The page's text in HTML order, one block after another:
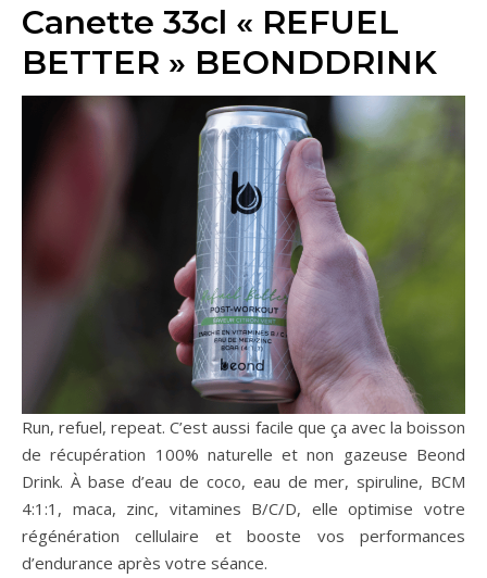
Canette 33cl « REFUEL
BETTER » BEONDDRINK
Run, refuel, repeat. C’est aussi facile que ça avec la boisson
de récupération 100% naturelle et non gazeuse Beond
Drink. À base d’eau de coco, eau de mer, spiruline, BCM
4:1:1, maca, zinc, vitamines B/C/D, elle optimise votre
régénération cellulaire et booste vos performances
d’endurance après votre séance.